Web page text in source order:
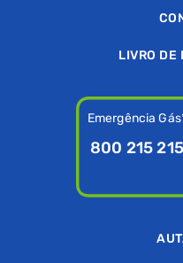
LIVRO DE
Emergência
800 215 215